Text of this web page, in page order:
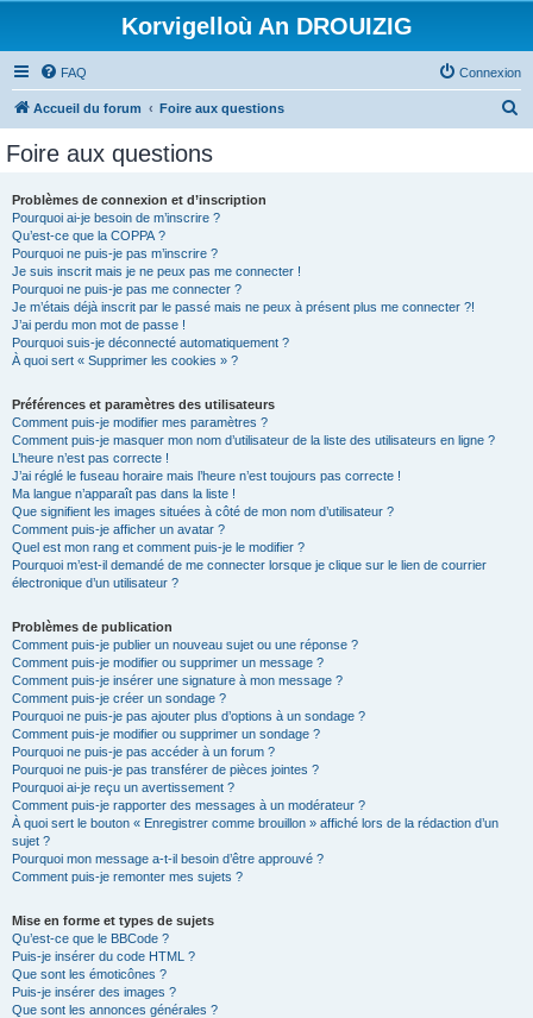
Korvigelloù An DROUIZIG
FAQ Connexion
Accueil du forum Foire aux questions
Foire aux questions
Problèmes de connexion et d’inscription
Pourquoi ai-je besoin de m’inscrire ?
Qu’est-ce que la COPPA ?
Pourquoi ne puis-je pas m’inscrire ?
Je suis inscrit mais je ne peux pas me connecter !
Pourquoi ne puis-je pas me connecter ?
Je m’étais déjà inscrit par le passé mais ne peux à présent plus me connecter ?!
J’ai perdu mon mot de passe !
Pourquoi suis-je déconnecté automatiquement ?
À quoi sert « Supprimer les cookies » ?
Préférences et paramètres des utilisateurs
Comment puis-je modifier mes paramètres ?
Comment puis-je masquer mon nom d’utilisateur de la liste des utilisateurs en ligne ?
L’heure n’est pas correcte !
J’ai réglé le fuseau horaire mais l’heure n’est toujours pas correcte !
Ma langue n’apparaît pas dans la liste !
Que signifient les images situées à côté de mon nom d’utilisateur ?
Comment puis-je afficher un avatar ?
Quel est mon rang et comment puis-je le modifier ?
Pourquoi m’est-il demandé de me connecter lorsque je clique sur le lien de courrier
électronique d’un utilisateur ?
Problèmes de publication
Comment puis-je publier un nouveau sujet ou une réponse ?
Comment puis-je modifier ou supprimer un message ?
Comment puis-je insérer une signature à mon message ?
Comment puis-je créer un sondage ?
Pourquoi ne puis-je pas ajouter plus d’options à un sondage ?
Comment puis-je modifier ou supprimer un sondage ?
Pourquoi ne puis-je pas accéder à un forum ?
Pourquoi ne puis-je pas transférer de pièces jointes ?
Pourquoi ai-je reçu un avertissement ?
Comment puis-je rapporter des messages à un modérateur ?
À quoi sert le bouton « Enregistrer comme brouillon » affiché lors de la rédaction d’un
sujet ?
Pourquoi mon message a-t-il besoin d’être approuvé ?
Comment puis-je remonter mes sujets ?
Mise en forme et types de sujets
Qu’est-ce que le BBCode ?
Puis-je insérer du code HTML ?
Que sont les émoticônes ?
Puis-je insérer des images ?
Que sont les annonces générales ?